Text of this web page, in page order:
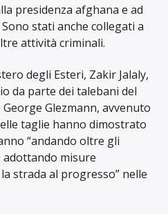
presidenza afghana e ad
stati anche collegati a
attività criminali.
degli Esteri, Zakir Jalaly,
da parte dei talebani del
Glezmann, avvenuto
taglie hanno dimostrato
“andando oltre gli
adottando misure
strada al progresso” nelle